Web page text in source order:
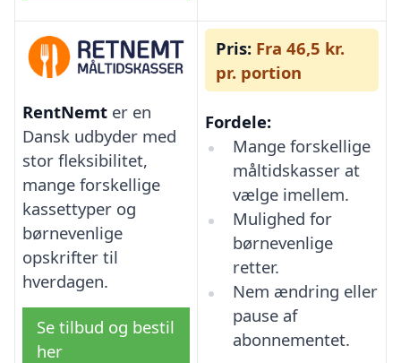
RentNemt er en
Dansk udbyder med
stor fleksibilitet,
mange forskellige
kassettyper og
børnevenlige
opskrifter til
hverdagen.
Se tilbud og bestil
her
Pris: Fra 46,5 kr.
pr. portion
Fordele:
Mange forskellige
måltidskasser at
vælge imellem.
Mulighed for
børnevenlige
retter.
Nem ændring eller
pause af
abonnementet.